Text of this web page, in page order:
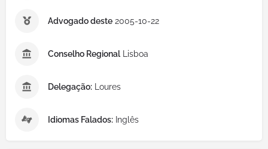
Advogado deste 2005-10-22
Conselho RegionalLisboa
Delegação: Loures
Idiomas Falados: Inglês